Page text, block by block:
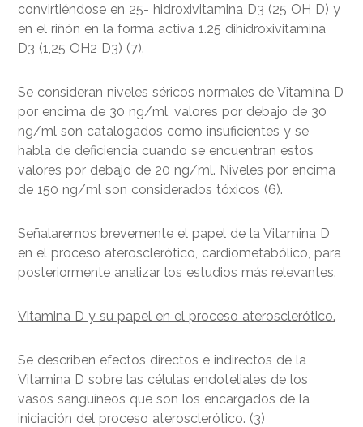
convirtiéndose en 25- hidroxivitamina D3 (25 OH D) y
en el riñón en la forma activa 1.25 dihidroxivitamina
D3 (1,25 OH2 D3) (7).
Se consideran niveles séricos normales de Vitamina D
por encima de 30 ng/ml, valores por debajo de 30
ng/ml son catalogados como insuficientes y se
habla de deficiencia cuando se encuentran estos
valores por debajo de 20 ng/ml. Niveles por encima
de 150 ng/ml son considerados tóxicos (6).
Señalaremos brevemente el papel de la Vitamina D
en el proceso aterosclerótico, cardiometabólico, para
posteriormente analizar los estudios más relevantes.
Vitamina D y su papel en el proceso aterosclerótico.
Se describen efectos directos e indirectos de la
Vitamina D sobre las células endoteliales de los
vasos sanguíneos que son los encargados de la
iniciación del proceso aterosclerótico. (3)